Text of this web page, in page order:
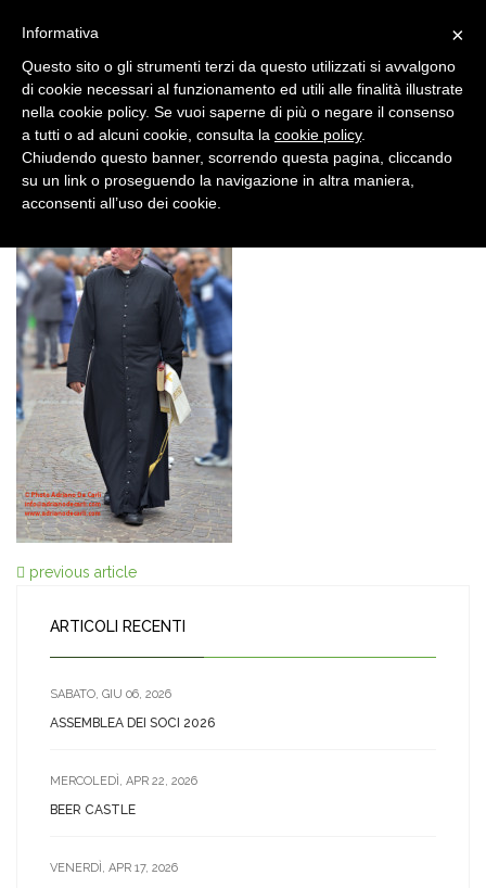
12 OTT, 2016
mrc_040
previous article
ARTICOLI RECENTI
SABATO, GIU 06, 2026
ASSEMBLEA DEI SOCI 2026
MERCOLEDÌ, APR 22, 2026
BEER CASTLE
VENERDÌ, APR 17, 2026
×
Informativa
Questo sito o gli strumenti terzi da questo utilizzati si avvalgono
di cookie necessari al funzionamento ed utili alle finalità illustrate
nella cookie policy. Se vuoi saperne di più o negare il consenso
a tutti o ad alcuni cookie, consulta la cookie policy.
Chiudendo questo banner, scorrendo questa pagina, cliccando
su un link o proseguendo la navigazione in altra maniera,
acconsenti all’uso dei cookie.